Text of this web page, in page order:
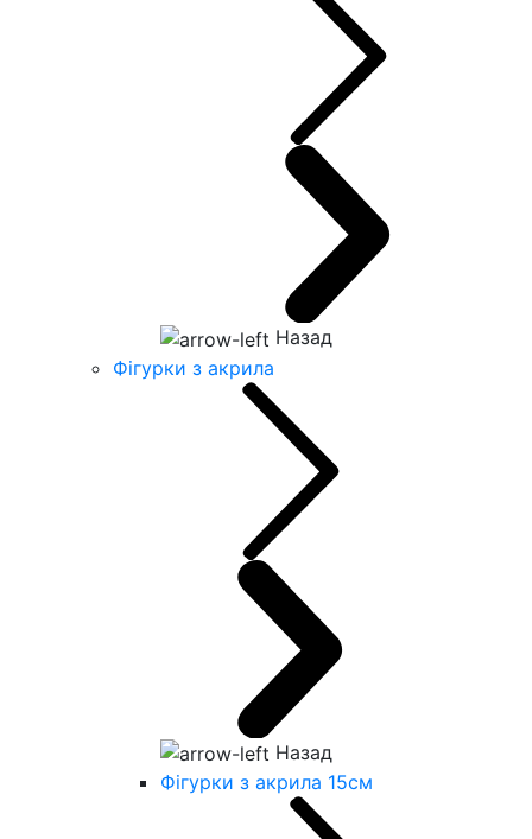
Назад
Фігурки з акрила
Назад
Фігурки з акрила 15см